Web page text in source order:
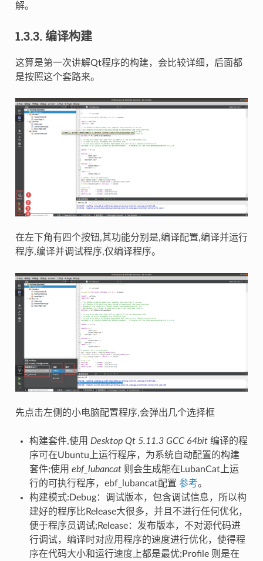
解。
1.3.3. 编译构建
这算是第一次讲解Qt程序的构建，会比较详细，后面都
是按照这个套路来。
在左下角有四个按钮,其功能分别是,编译配置,编译并运行
程序,编译并调试程序,仅编译程序。
先点击左侧的小电脑配置程序,会弹出几个选择框
构建套件,使用 Desktop Qt 5.11.3 GCC 64bit编译的程
序可在Ubuntu上运行程序，为系统自动配置的构建
套件;使用 ebf_lubancat则会生成能在LubanCat上运
行的可执行程序，ebf_lubancat配置 参考。
构建模式:Debug：调试版本，包含调试信息，所以构
建好的程序比Release大很多，并且不进行任何优化，
便于程序员调试;Release：发布版本，不对源代码进
行调试，编译时对应用程序的速度进行优化，使得程
序在代码大小和运行速度上都是最优;Profile 则是在